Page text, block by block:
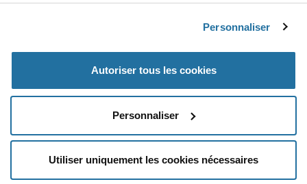
Personnaliser
Autoriser tous les cookies
Personnaliser
Utiliser uniquement les cookies nécessaires
KYOCERA AVX 009159012603906 - Spécifications
Resources, Articles, News & Events